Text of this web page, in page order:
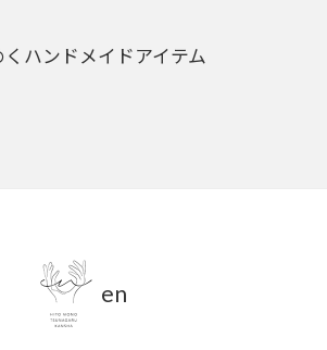
ハンドメイドアイテム
en